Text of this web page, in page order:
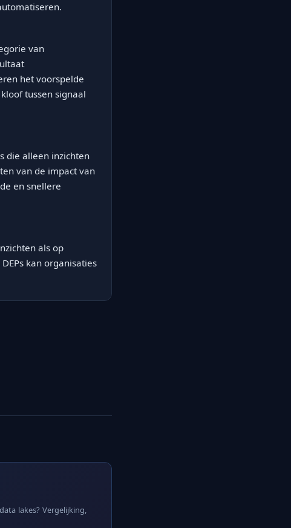
van
het voorspelde
tussen signaal
die alleen inzichten
van de impact van
en snellere
als op
kan organisaties
lakes? Vergelijking,